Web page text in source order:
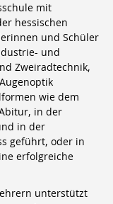
Vertretungsplan
3D-Drucker
mit
hessischen
und Schüler
und
Zweiradtechnik,
wie dem
in der
in der
geführt, oder in
erfolgreiche
unterstützt